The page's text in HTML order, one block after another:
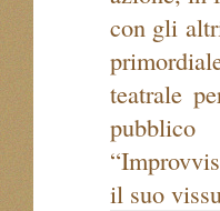
con gli
teatrale
il suo